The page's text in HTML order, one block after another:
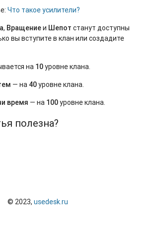
Что такое усилители?
, Вращениеи Шепот станут доступны
вы вступите в клан или создадите
на 10уровне клана.
— на 40уровне клана.
время — на 100уровне клана.
полезна?
© 2023, usedesk.ru